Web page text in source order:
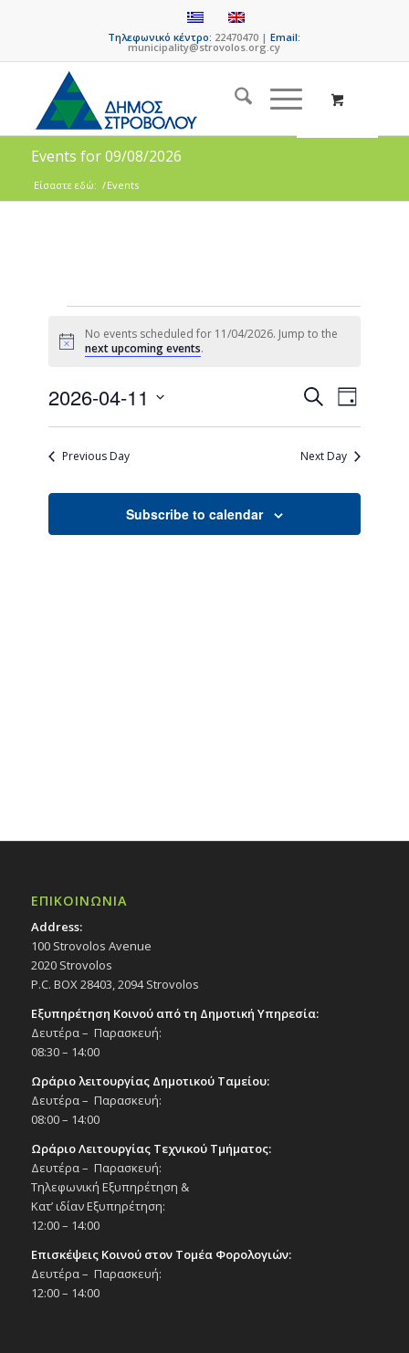
Τηλεφωνικό κέντρο: 22470470 |Email:
municipality@strovolos.org.cy
Events for 09/08/2026
Είσαστε εδώ: /Events
Notice
No events scheduled for 11/04/2026. Jump to the
next upcoming events.
Events
Search
and
SearchEvent
Views
Day
2026-04-11
Previous Day
Next Day
Subscribe to calendar
ΕΠΙΚΟΙΝΩΝΙΑ
Address:
100 Strovolos Avenue
2020 Strovolos
P.C. BOX 28403, 2094 Strovolos
Εξυπηρέτηση Κοινού από τη Δημοτική Υπηρεσία:
Δευτέρα – Παρασκευή:
08:30 – 14:00
Ωράριο λειτουργίας Δημοτικού Ταμείου:
Δευτέρα – Παρασκευή:
08:00 – 14:00
Ωράριο Λειτουργίας Τεχνικού Τμήματος:
Δευτέρα – Παρασκευή:
Τηλεφωνική Εξυπηρέτηση &
Κατ’ ιδίαν Εξυπηρέτηση:
12:00 – 14:00
Επισκέψεις Κοινού στον Τομέα Φορολογιών:
Δευτέρα – Παρασκευή:
12:00 – 14:00